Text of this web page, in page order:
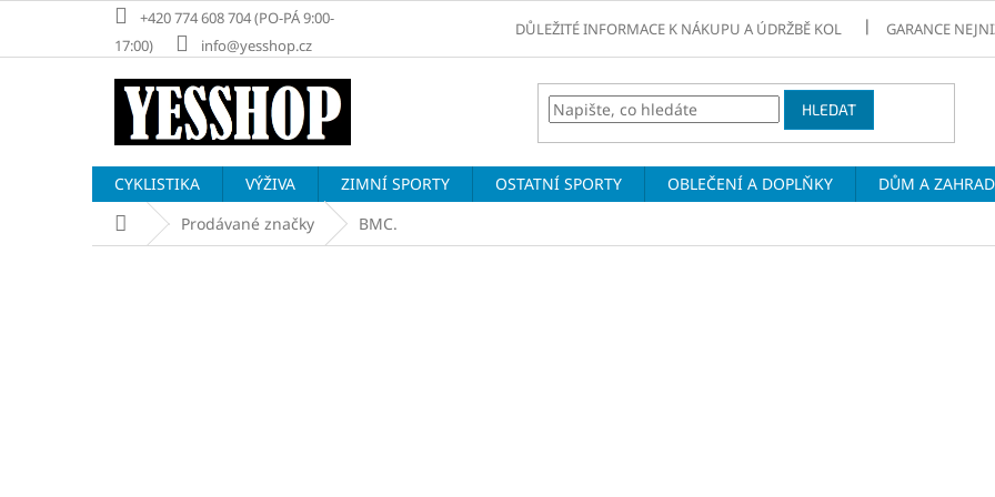
obsah
+420 774 608 704 (PO-PÁ 9:00-
17:00)
info@yesshop.cz
DŮLEŽITÉ INFORMACE K NÁKUPU A ÚDRŽBĚ KOL GARANCE
HLEDAT
CYKLISTIKA VÝŽIVA ZIMNÍ SPORTY OSTATNÍ SPORTY OBLEČENÍ A DOPLŇKY DŮM A
Domů Prodávané značky BMC.